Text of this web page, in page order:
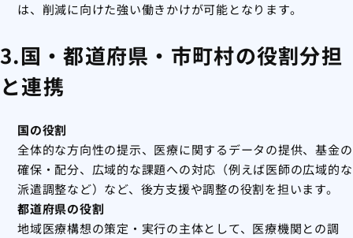
は、削減に向けた強い働きかけが可能となります。
3.国・都道府県・市町村の役割分担
と連携
国の役割
全体的な方向性の提示、医療に関するデータの提供、基金の
確保・配分、広域的な課題への対応（例えば医師の広域的な
派遣調整など）など、後方支援や調整の役割を担います。
都道府県の役割
地域医療構想の策定・実行の主体として、医療機関との調